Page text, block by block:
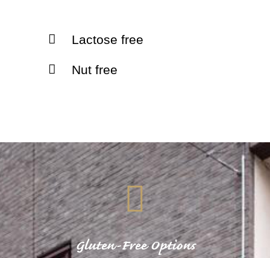
Lactose free
Nut free
Gluten-Free Options